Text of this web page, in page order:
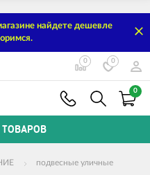
найдете дешевле
0 0
0
ТОВАРОВ
подвесные уличные